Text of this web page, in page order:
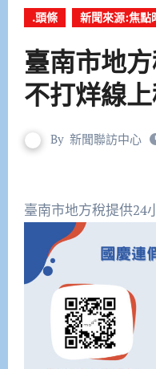
.頭條 新聞來源:焦點
臺南市地
不打烊線
By 新聞聯訪中心
臺南市地方稅提供